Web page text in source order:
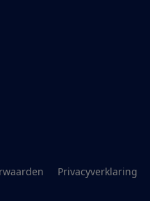
Privacyverklaring